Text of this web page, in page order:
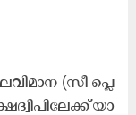
(സീ ​പ്ലെ​
യാ​